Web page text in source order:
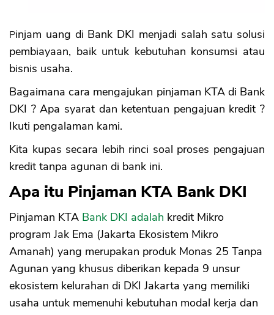
8. Kredit Invoice Financing
Tips Pinjaman Bank DKI Disetujui
1. Catatan Kredit Bersih di SLIK OJK
2. Lengkapi Dokumen
3. Pastikan Kemampuan Pembayaran
4. Pastikan Kondisi dan Dokumen Jaminan
5. Bisa Dihubungi Verifikasi Bank
6. Manfaatkan Apply Online
Pinjam uang di Bank DKI menjadi salah satu solusi
pembiayaan, baik untuk kebutuhan konsumsi atau
bisnis usaha.
Bagaimana cara mengajukan pinjaman KTA di Bank
DKI ? Apa syarat dan ketentuan pengajuan kredit ?
Ikuti pengalaman kami.
Kita kupas secara lebih rinci soal proses pengajuan
kredit tanpa agunan di bank ini.
Apa itu Pinjaman KTA Bank DKI
Pinjaman KTA Bank DKI adalah kredit Mikro
program Jak Ema (Jakarta Ekosistem Mikro
Amanah) yang merupakan produk Monas 25 Tanpa
Agunan yang khusus diberikan kepada 9 unsur
ekosistem kelurahan di DKI Jakarta yang memiliki
usaha untuk memenuhi kebutuhan modal kerja dan